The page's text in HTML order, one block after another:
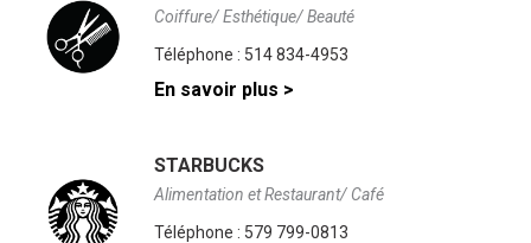
Coiffure/ Esthétique/ Beauté
Téléphone : 514 834-4953
En savoir plus >
STARBUCKS
Alimentation et Restaurant/ Café
Téléphone : 579 799-0813